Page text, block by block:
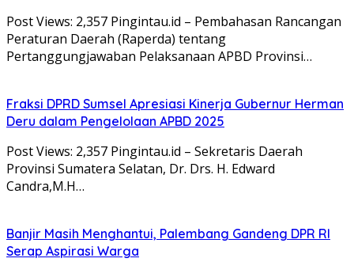
Post Views: 2,357 Pingintau.id – Pembahasan Rancangan
Peraturan Daerah (Raperda) tentang
Pertanggungjawaban Pelaksanaan APBD Provinsi…
Fraksi DPRD Sumsel Apresiasi Kinerja Gubernur Herman
Deru dalam Pengelolaan APBD 2025
Post Views: 2,357 Pingintau.id – Sekretaris Daerah
Provinsi Sumatera Selatan, Dr. Drs. H. Edward
Candra,M.H…
Banjir Masih Menghantui, Palembang Gandeng DPR RI
Serap Aspirasi Warga